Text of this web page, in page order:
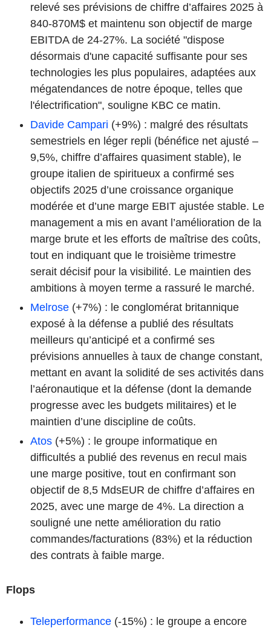
relevé ses prévisions de chiffre d’affaires 2025 à
840-870M$ et maintenu son objectif de marge
EBITDA de 24-27%. La société "dispose
désormais d'une capacité suffisante pour ses
technologies les plus populaires, adaptées aux
mégatendances de notre époque, telles que
l'électrification", souligne KBC ce matin.
Davide Campari (+9%) : malgré des résultats
semestriels en léger repli (bénéfice net ajusté –
9,5%, chiffre d’affaires quasiment stable), le
groupe italien de spiritueux a confirmé ses
objectifs 2025 d’une croissance organique
modérée et d’une marge EBIT ajustée stable. Le
management a mis en avant l’amélioration de la
marge brute et les efforts de maîtrise des coûts,
tout en indiquant que le troisième trimestre
serait décisif pour la visibilité. Le maintien des
ambitions à moyen terme a rassuré le marché.
Melrose (+7%) : le conglomérat britannique
exposé à la défense a publié des résultats
meilleurs qu’anticipé et a confirmé ses
prévisions annuelles à taux de change constant,
mettant en avant la solidité de ses activités dans
l’aéronautique et la défense (dont la demande
progresse avec les budgets militaires) et le
maintien d’une discipline de coûts.
Atos (+5%) : le groupe informatique en
difficultés a publié des revenus en recul mais
une marge positive, tout en confirmant son
objectif de 8,5 MdsEUR de chiffre d’affaires en
2025, avec une marge de 4%. La direction a
souligné une nette amélioration du ratio
commandes/facturations (83%) et la réduction
des contrats à faible marge.
Flops
Teleperformance (-15%) : le groupe a encore